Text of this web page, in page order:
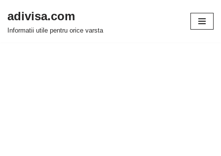
Sari
adivisa.com
Informatii utile pentru orice varsta